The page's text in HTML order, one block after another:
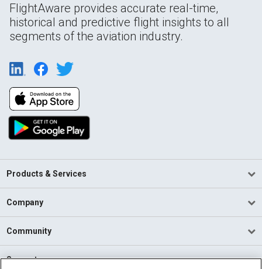
FlightAware provides accurate real-time,
historical and predictive flight insights to all
segments of the aviation industry.
Products & Services
Company
Community
Support